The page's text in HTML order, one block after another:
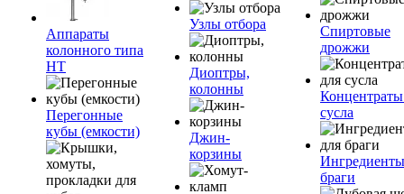
Аппараты
колонного типа
НТ
Перегонные
кубы (емкости)
Узлы отбора
Диоптры,
колонны
Джин-
корзины
Спиртовые
дрожжи
сусла
браги